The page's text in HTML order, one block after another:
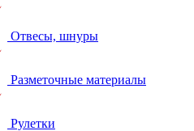
Отвесы, шнуры
Разметочные материалы
Рулетки